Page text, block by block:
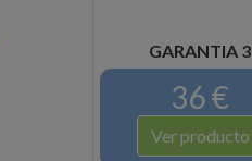
GARANTIA 3
36 €
Ver producto